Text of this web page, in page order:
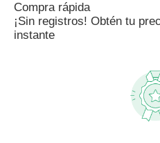
Compra rápida
¡Sin registros! Obtén tu
instante